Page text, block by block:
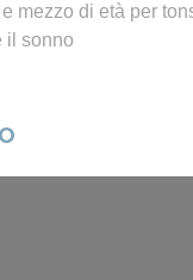
mezzo di età per
il sonno